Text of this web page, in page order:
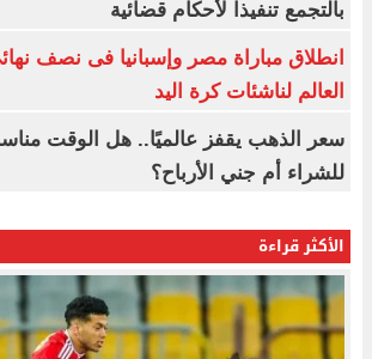
بالتجمع تنفيذا لأحكام قضائية
انطلاق مباراة مصر وإسبانيا فى نصف
العالم لناشئات كرة اليد
سعر الذهب يقفز عالميًا.. هل الوقت
للشراء أم جني الأرباح؟
الأكثر قراءة